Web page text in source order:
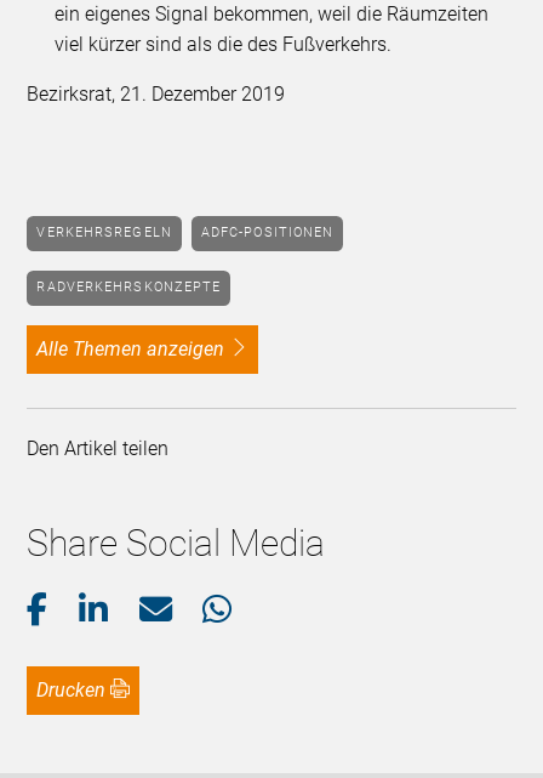
ein eigenes Signal bekommen, weil die Räumzeiten
viel kürzer sind als die des Fußverkehrs.
Bezirksrat, 21. Dezember 2019
VERKEHRSREGELN ADFC-POSITIONEN
RADVERKEHRSKONZEPTE
alle Themen anzeigen
Den Artikel teilen
Share Social Media
Drucken